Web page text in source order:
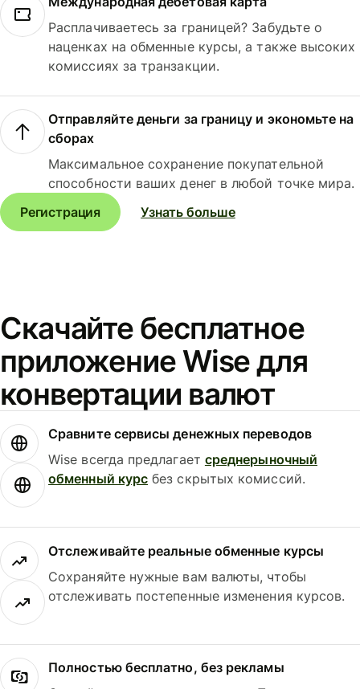
Расплачиваетесь за границей? Забудьте о
наценках на обменные курсы, а также высоких
комиссиях за транзакции.
Отправляйте деньги за границу и экономьте на
сборах
Максимальное сохранение покупательной
способности ваших денег в любой точке мира.
Регистрация
Узнать больше
Скачайте бесплатное
приложение Wise для
конвертации валют
Сравните сервисы денежных переводов
Wise всегда предлагает среднерыночный
обменный курс без скрытых комиссий.
Отслеживайте реальные обменные курсы
Сохраняйте нужные вам валюты, чтобы
отслеживать постепенные изменения курсов.
Полностью бесплатно, без рекламы